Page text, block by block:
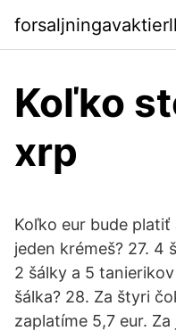
Koľko
xrp
Koľko eur bude
jeden krémeš? 27. 4
2 šálky a 5
šálka? 28. Za štyri
zaplatíme 5,7 eur.